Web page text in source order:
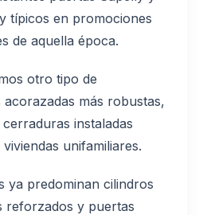
típicos en promociones
de aquella época.
otro tipo de
más robustas,
instaladas
unifamiliares.
ya predominan cilindros
reforzados y puertas